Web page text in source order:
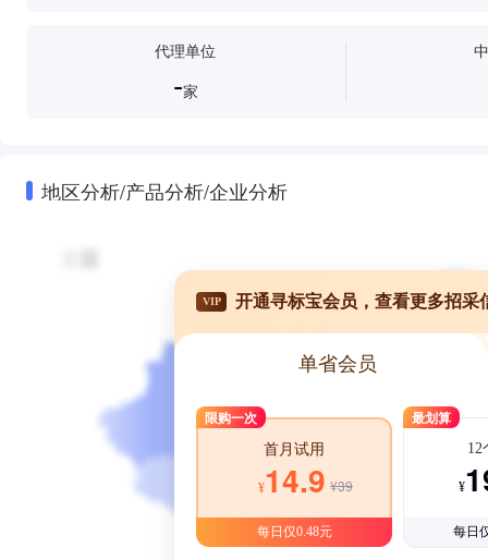
代理单位
-家
地区分析/产品分析/企业分析
VIP 开通寻标宝会员，查看更多招采
单省会员
限购一次
首月试用
¥14.9 ¥39
每日仅0.48元
最划算
12
¥
每日